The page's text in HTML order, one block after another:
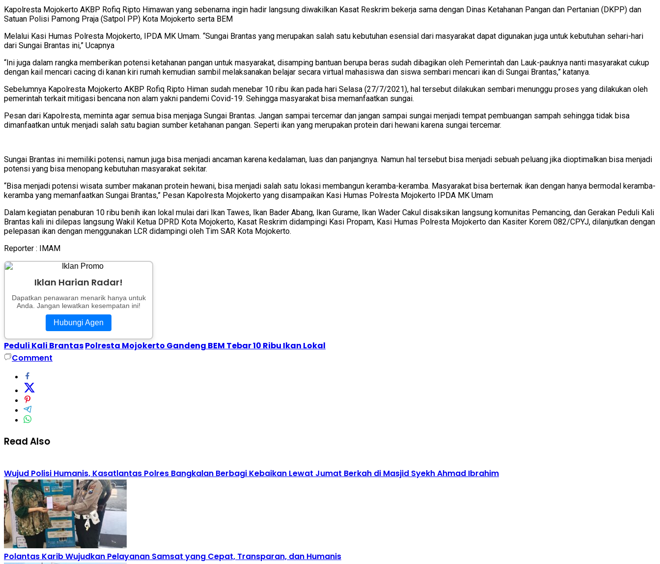
Kapolresta Mojokerto AKBP Rofiq Ripto Himawan yang sebenarna ingin hadir langsung diwakilkan Kasat Reskrim bekerja sama dengan Dinas Ketahanan Pangan dan Pertanian (DKPP) dan
Satuan Polisi Pamong Praja (Satpol PP) Kota Mojokerto serta BEM
Melalui Kasi Humas Polresta Mojokerto, IPDA MK Umam. “Sungai Brantas yang merupakan salah satu kebutuhan esensial dari masyarakat dapat digunakan juga untuk kebutuhan sehari-hari
dari Sungai Brantas ini,” Ucapnya
“Ini juga dalam rangka memberikan potensi ketahanan pangan untuk masyarakat, disamping bantuan berupa beras sudah dibagikan oleh Pemerintah dan Lauk-pauknya nanti masyarakat cukup
dengan kail mencari cacing di kanan kiri rumah kemudian sambil melaksanakan belajar secara virtual mahasiswa dan siswa sembari mencari ikan di Sungai Brantas,” katanya.
Sebelumnya Kapolresta Mojokerto AKBP Rofiq Ripto Himan sudah menebar 10 ribu ikan pada hari Selasa (27/7/2021), hal tersebut dilakukan sembari menunggu proses yang dilakukan oleh
pemerintah terkait mitigasi bencana non alam yakni pandemi Covid-19. Sehingga masyarakat bisa memanfaatkan sungai.
Pesan dari Kapolresta, meminta agar semua bisa menjaga Sungai Brantas. Jangan sampai tercemar dan jangan sampai sungai menjadi tempat pembuangan sampah sehingga tidak bisa
dimanfaatkan untuk menjadi salah satu bagian sumber ketahanan pangan. Seperti ikan yang merupakan protein dari hewani karena sungai tercemar.
Sungai Brantas ini memiliki potensi, namun juga bisa menjadi ancaman karena kedalaman, luas dan panjangnya. Namun hal tersebut bisa menjadi sebuah peluang jika dioptimalkan bisa menjadi
potensi yang bisa menopang kebutuhan masyarakat sekitar.
“Bisa menjadi potensi wisata sumber makanan protein hewani, bisa menjadi salah satu lokasi membangun keramba-keramba. Masyarakat bisa berternak ikan dengan hanya bermodal keramba-
keramba yang memanfaatkan Sungai Brantas,” Pesan Kapolresta Mojokerto yang disampaikan Kasi Humas Polresta Mojokerto IPDA MK Umam
Dalam kegiatan penaburan 10 ribu benih ikan lokal mulai dari Ikan Tawes, Ikan Bader Abang, Ikan Gurame, Ikan Wader Cakul disaksikan langsung komunitas Pemancing, dan Gerakan Peduli Kali
Brantas kali ini dilepas langsung Wakil Ketua DPRD Kota Mojokerto, Kasat Reskrim didampingi Kasi Propam, Kasi Humas Polresta Mojokerto dan Kasiter Korem 082/CPYJ, dilanjutkan dengan
pelepasan ikan dengan menggunakan LCR didampingi oleh Tim SAR Kota Mojokerto.
Reporter : IMAM
Iklan Harian Radar!
Dapatkan penawaran menarik hanya untuk
Anda. Jangan lewatkan kesempatan ini!
Hubungi Agen
Peduli Kali BrantasPolresta Mojokerto Gandeng BEM Tebar 10 Ribu Ikan Lokal
Comment
Read Also
Wujud Polisi Humanis, Kasatlantas Polres Bangkalan Berbagi Kebaikan Lewat Jumat Berkah di Masjid Syekh Ahmad Ibrahim
Polantas Karib Wujudkan Pelayanan Samsat yang Cepat, Transparan, dan Humanis